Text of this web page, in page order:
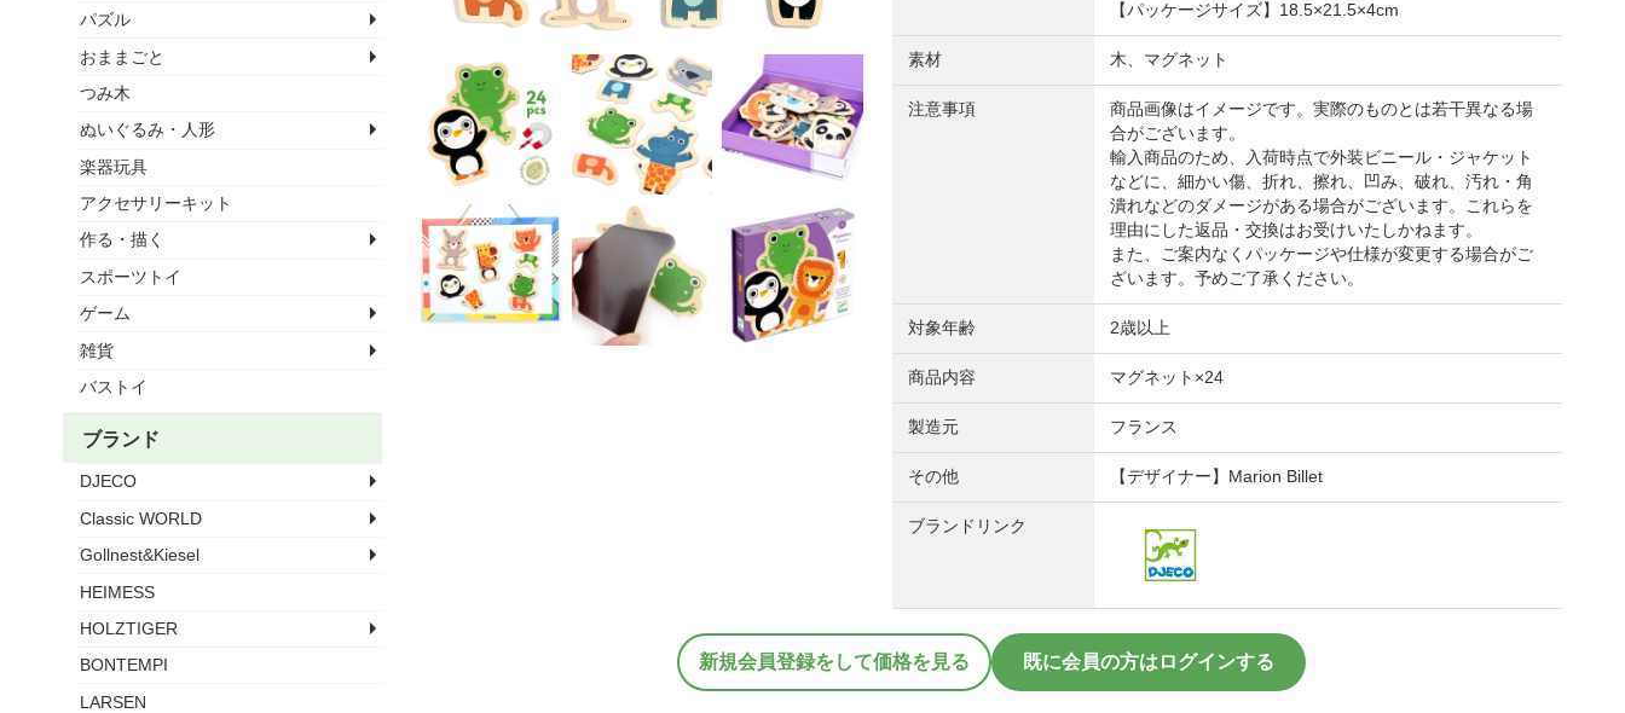
【パッケージサイズ】18.5×21.5×4cm
素材 木、マグネット
注意事項
商品画像はイメージです。実際のものとは若干異なる場
合がございます。
輸入商品のため、入荷時点で外装ビニール・ジャケット
などに、細かい傷、折れ、擦れ、凹み、破れ、汚れ・角
潰れなどのダメージがある場合がございます。これらを
理由にした返品・交換はお受けいたしかねます。
また、ご案内なくパッケージや仕様が変更する場合がご
ざいます。予めご了承ください。
対象年齢 2歳以上
商品内容 マグネット×24
製造元 フランス
その他 【デザイナー】Marion Billet
ブランドリンク
新規会員登録をして価格を見る 既に会員の方はログインする
パズル
おままごと
つみ木
ぬいぐるみ・人形
楽器玩具
アクセサリーキット
作る・描く
スポーツトイ
ゲーム
雑貨
バストイ
ブランド
DJECO
Classic WORLD
Gollnest&Kiesel
HEIMESS
HOLZTIGER
BONTEMPI
LARSEN